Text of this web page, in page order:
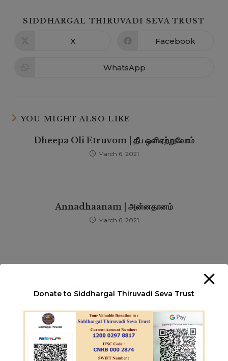
SIDDHARGAL THIRUVADI SEVA TRUST
X Facebook
WhatsApp
YOU MIGHT ALSO LIKE
Dheepa Oli Etruvom | தீப ஒளிஏற்றுவோம்
March 6, 2021
Annadhaanam | அன்னதானம்
March 6, 2021
Leave a Reply
Donate to Siddhargal Thiruvadi Seva Trust